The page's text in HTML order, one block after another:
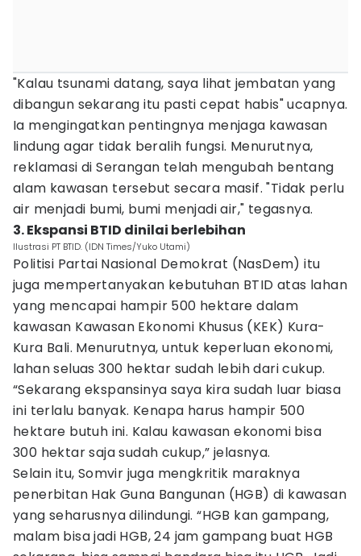
"Kalau tsunami datang, saya lihat jembatan yang
dibangun sekarang itu pasti cepat habis" ucapnya.
Ia mengingatkan pentingnya menjaga kawasan
lindung agar tidak beralih fungsi. Menurutnya,
reklamasi di Serangan telah mengubah bentang
alam kawasan tersebut secara masif. "Tidak perlu
air menjadi bumi, bumi menjadi air," tegasnya.
3. Ekspansi BTID dinilai berlebihan
Ilustrasi PT BTID. (IDN Times/Yuko Utami)
Politisi Partai Nasional Demokrat (NasDem) itu
juga mempertanyakan kebutuhan BTID atas lahan
yang mencapai hampir 500 hektare dalam
kawasan Kawasan Ekonomi Khusus (KEK) Kura-
Kura Bali. Menurutnya, untuk keperluan ekonomi,
lahan seluas 300 hektar sudah lebih dari cukup.
“Sekarang ekspansinya saya kira sudah luar biasa
ini terlalu banyak. Kenapa harus hampir 500
hektare butuh ini. Kalau kawasan ekonomi bisa
300 hektar saja sudah cukup,” jelasnya.
Selain itu, Somvir juga mengkritik maraknya
penerbitan Hak Guna Bangunan (HGB) di kawasan
yang seharusnya dilindungi. “HGB kan gampang,
malam bisa jadi HGB, 24 jam gampang buat HGB